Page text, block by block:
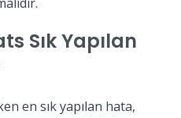
Sık Yapılan
en sık yapılan hata,